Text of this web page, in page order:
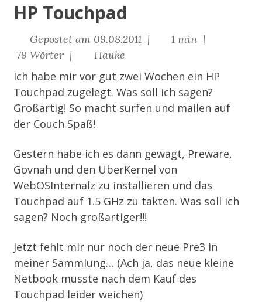
HP Touchpad
Gepostet am 09.08.2011 |
1 min |
79 Wörter |
Hauke
Ich habe mir vor gut zwei Wochen ein HP
Touchpad zugelegt. Was soll ich sagen?
Großartig! So macht surfen und mailen auf
der Couch Spaß!
Gestern habe ich es dann gewagt, Preware,
Govnah und den UberKernel von
WebOSInternalz zu installieren und das
Touchpad auf 1.5 GHz zu takten. Was soll ich
sagen? Noch großartiger!!!
Jetzt fehlt mir nur noch der neue Pre3 in
meiner Sammlung… (Ach ja, das neue kleine
Netbook musste nach dem Kauf des
Touchpad leider weichen)